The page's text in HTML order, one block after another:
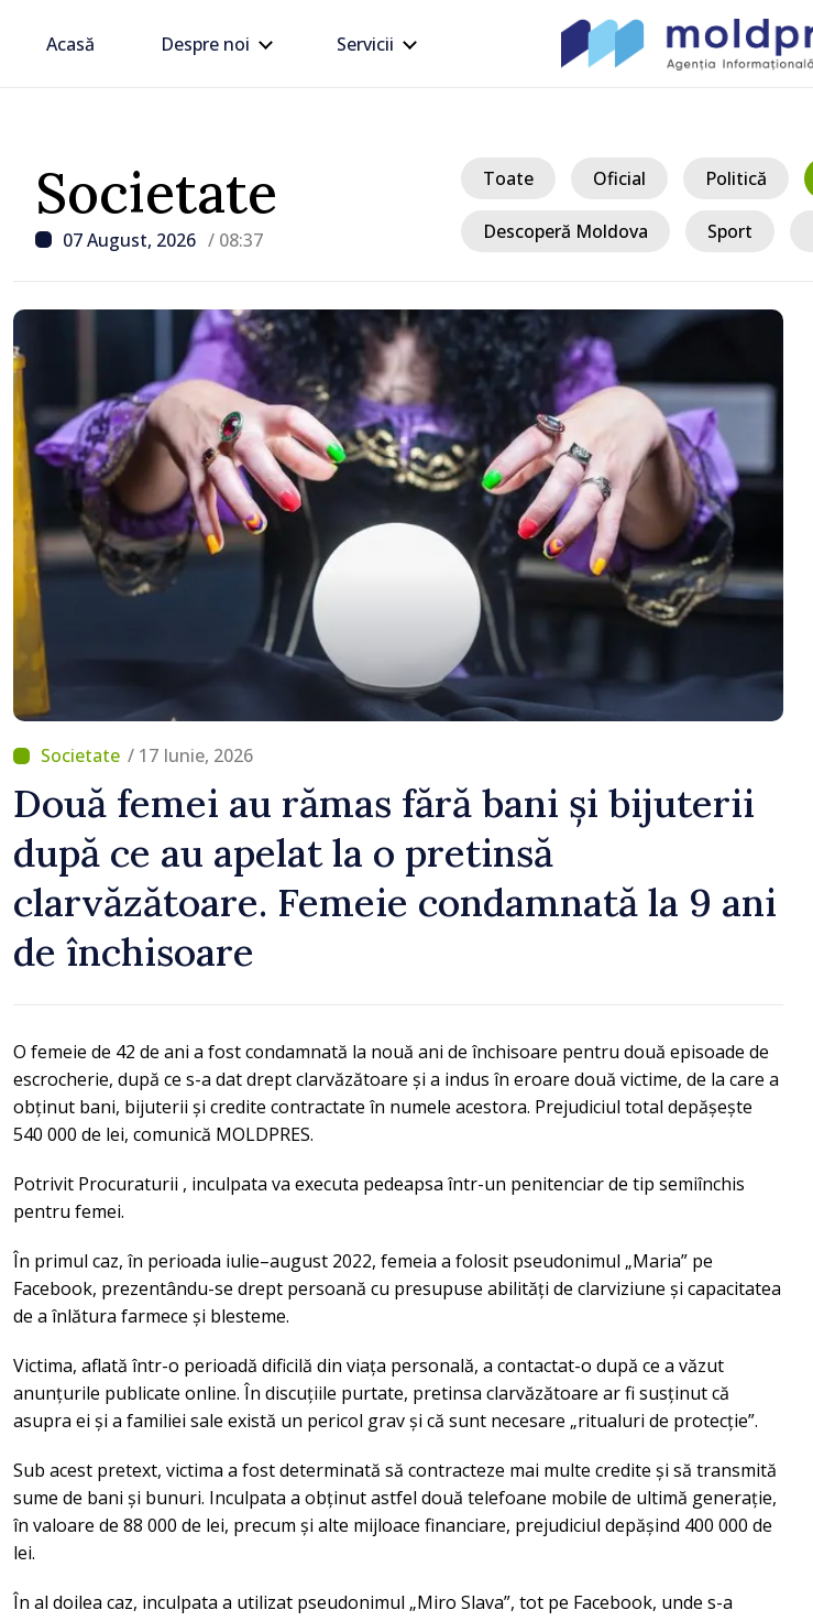
Acasă Despre noi Servicii
Societate
07 August, 2026 / 08:37
Toate Oficial Politică
Descoperă Moldova Sport
/ 17 Iunie, 2026
Două femei au rămas fără bani și bijuterii
după ce au apelat la o pretinsă
clarvăzătoare. Femeie condamnată la 9 ani
de închisoare
O femeie de 42 de ani a fost condamnată la nouă ani de închisoare pentru două episoade de
escrocherie, după ce s-a dat drept clarvăzătoare și a indus în eroare două victime, de la care a
obținut bani, bijuterii și credite contractate în numele acestora. Prejudiciul total depășește
540 000 de lei, comunică MOLDPRES.
Potrivit Procuraturii , inculpata va executa pedeapsa într-un penitenciar de tip semiînchis
pentru femei.
În primul caz, în perioada iulie–august 2022, femeia a folosit pseudonimul „Maria” pe
Facebook, prezentându-se drept persoană cu presupuse abilități de clarviziune și capacitatea
de a înlătura farmece și blesteme.
Victima, aflată într-o perioadă dificilă din viața personală, a contactat-o după ce a văzut
anunțurile publicate online. În discuțiile purtate, pretinsa clarvăzătoare ar fi susținut că
asupra ei și a familiei sale există un pericol grav și că sunt necesare „ritualuri de protecție”.
Sub acest pretext, victima a fost determinată să contracteze mai multe credite și să transmită
sume de bani și bunuri. Inculpata a obținut astfel două telefoane mobile de ultimă generație,
în valoare de 88 000 de lei, precum și alte mijloace financiare, prejudiciul depășind 400 000 de
lei.
În al doilea caz, inculpata a utilizat pseudonimul „Miro Slava”, tot pe Facebook, unde s-a
/ Acum 22 minute
Vântul puternic și ploile au
provocat pagube în nordul și
centrul țării. Salvatorii au
intervenit în zece cazuri